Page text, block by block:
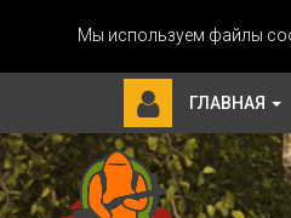
Мы используем файлы
ГЛАВНАЯ